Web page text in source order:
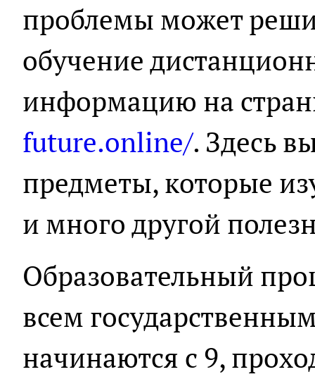
проблемы может
обучение
информацию на
future.online/. Здесь
предметы, которые
и много другой
Образовательный
всем
начинаются с 9,